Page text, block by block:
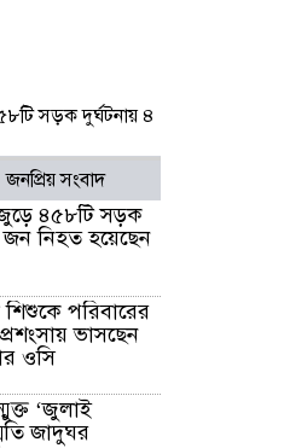
দুর্ঘটনায় ৪১৬ জন নিহত হয়েছেন
জনপ্রিয় সংবাদ
৪৫৮টি সড়ক
জন নিহত হয়েছেন
শিশুকে পরিবারের
ভাসছেন
ওসি
‘জুলাই
জাদুঘর